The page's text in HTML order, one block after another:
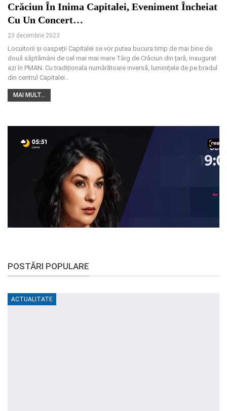
Crăciun În Inima Capitalei, Eveniment Încheiat
Cu Un Concert…
23 decembrie 2023
Locuitorii și oaspeții Capitalei se vor putea bucura timp de mai bine de
două săptămâni de cel mai mai mare Târg de Crăciun din țară, inaugurat
azi în PMAN. Cu tradiționala numărătoare inversă, luminițele de pe bradul
din centrul Capitalei…
MAI MULT...
POSTĂRI POPULARE
ACTUALITATE